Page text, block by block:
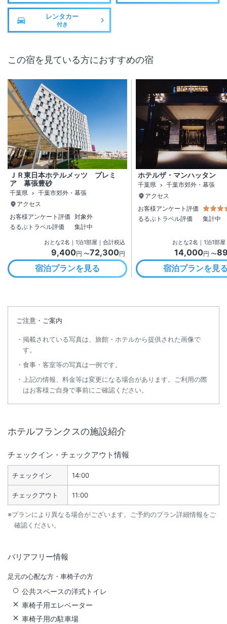
レンタカー
付き
この宿を見ている方におすすめの宿
ＪＲ東日本ホテルメッツ プレミ
ア 幕張豊砂
千葉県
千葉市郊外・幕張
アクセス
お客様アンケート評価 対象外
るるぶトラベル評価
集計中
おとな2名 ｜ 1泊1部屋｜合計税込
9,400円 〜72,300円
宿泊プランを見る
ホテルザ・マンハッタン
千葉県
千葉市郊外・幕張
アクセス
お客様アンケート評価
るるぶトラベル評価
集計中
おとな2名 ｜ 1泊1部屋
14,000円 〜
宿泊プランを見
ご注意・ご案内
掲載されている写真は、旅館・ホテルから提供された画像で
す。
食事・客室等の写真は一例です。
上記の情報、料金等は変更になる場合があります。ご利用の際
はお客様ご自身で事前にご確認ください。
ホテルフランクスの施設紹介
チェックイン・チェックアウト情報
チェックイン 14:00
チェックアウト 11:00
※プランにより異なる場合がございます。ご予約のプラン詳細情報をご
確認ください。
バリアフリー情報
足元の心配な方・車椅子の方
公共スペースの洋式トイレ
車椅子用エレベーター
車椅子用の駐車場